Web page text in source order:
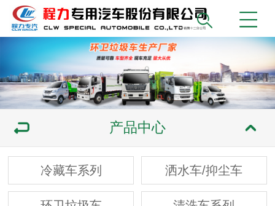
产品中心
冷藏车系列 洒水车/抑尘车